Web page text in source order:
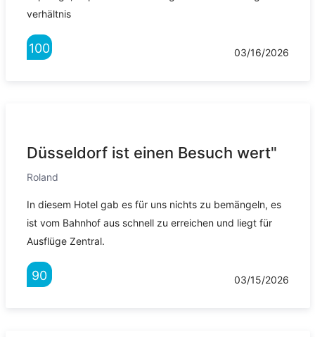
verhältnis
100 03/16/2026
Düsseldorf ist einen Besuch wert"
Roland
In diesem Hotel gab es für uns nichts zu bemängeln, es
ist vom Bahnhof aus schnell zu erreichen und liegt für
Ausflüge Zentral.
90 03/15/2026